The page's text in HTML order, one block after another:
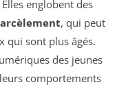
englobent des
, qui peut
qui sont plus âgés.
des jeunes
comportements